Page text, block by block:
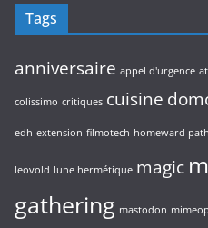
Tags
anniversaire appel d'urgence
colissimo critiques cuisine
edh extension filmotech homeward path
leovold lune hermétique magic
gathering mastodon